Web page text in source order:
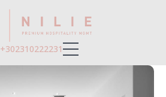
+302310222231